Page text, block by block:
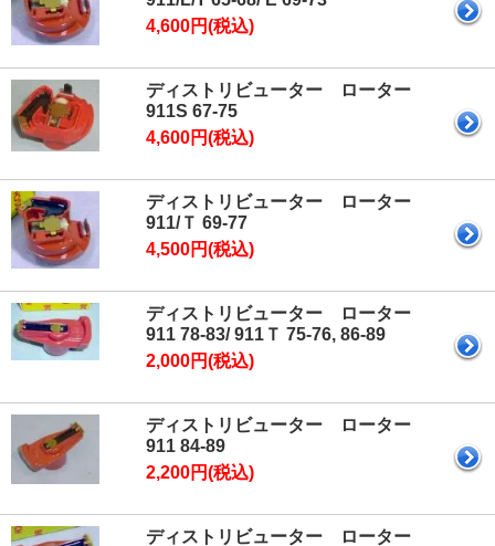
4,600円(税込)
ディストリビューター ローター
911S 67-75
4,600円(税込)
ディストリビューター ローター
911/Ｔ 69-77
4,500円(税込)
ディストリビューター ローター
911 78-83/ 911Ｔ 75-76, 86-89
2,000円(税込)
ディストリビューター ローター
911 84-89
2,200円(税込)
ディストリビューター ローター